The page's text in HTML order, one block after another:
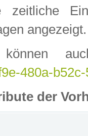
zeitliche
angezeigt.
480a-
der